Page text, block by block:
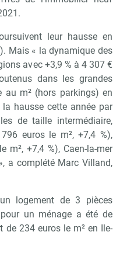
leur hausse en
Mais « la dynamique des
avec +3,9 % à 4 307 €
dans les grandes
au m² (hors parkings) en
hausse cette année par
de taille intermédiaire,
euros le m², +7,4 %),
m², +7,4 %), Caen-la-mer
a complété Marc Villand,
logement de 3 pièces
un ménage a été de
de 234 euros le m² en Ile-